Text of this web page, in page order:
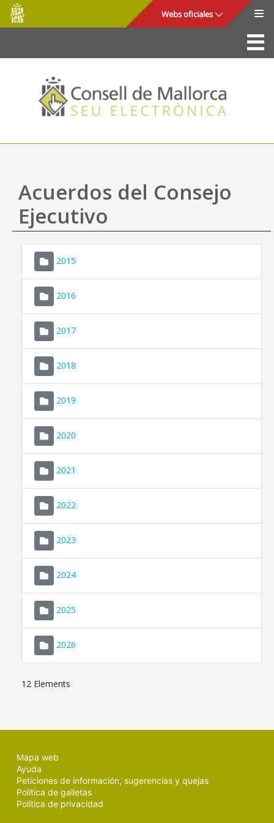
Saltar al contenido principal
Consell
de
Mallorca
Webs oficiales
La Sede
Consejo de Mallorca
Acceso y seguridad
Utilidades
Mapa web
Ayuda
Acuerdos del Consejo
Ejecutivo
2015
2016
2017
2018
2019
2020
2021
2022
2023
2024
2025
2026
12 Elements
Mapa web
Ayuda
Peticiones de información, sugerencias y quejas
Política de galletas
Política de privacidad